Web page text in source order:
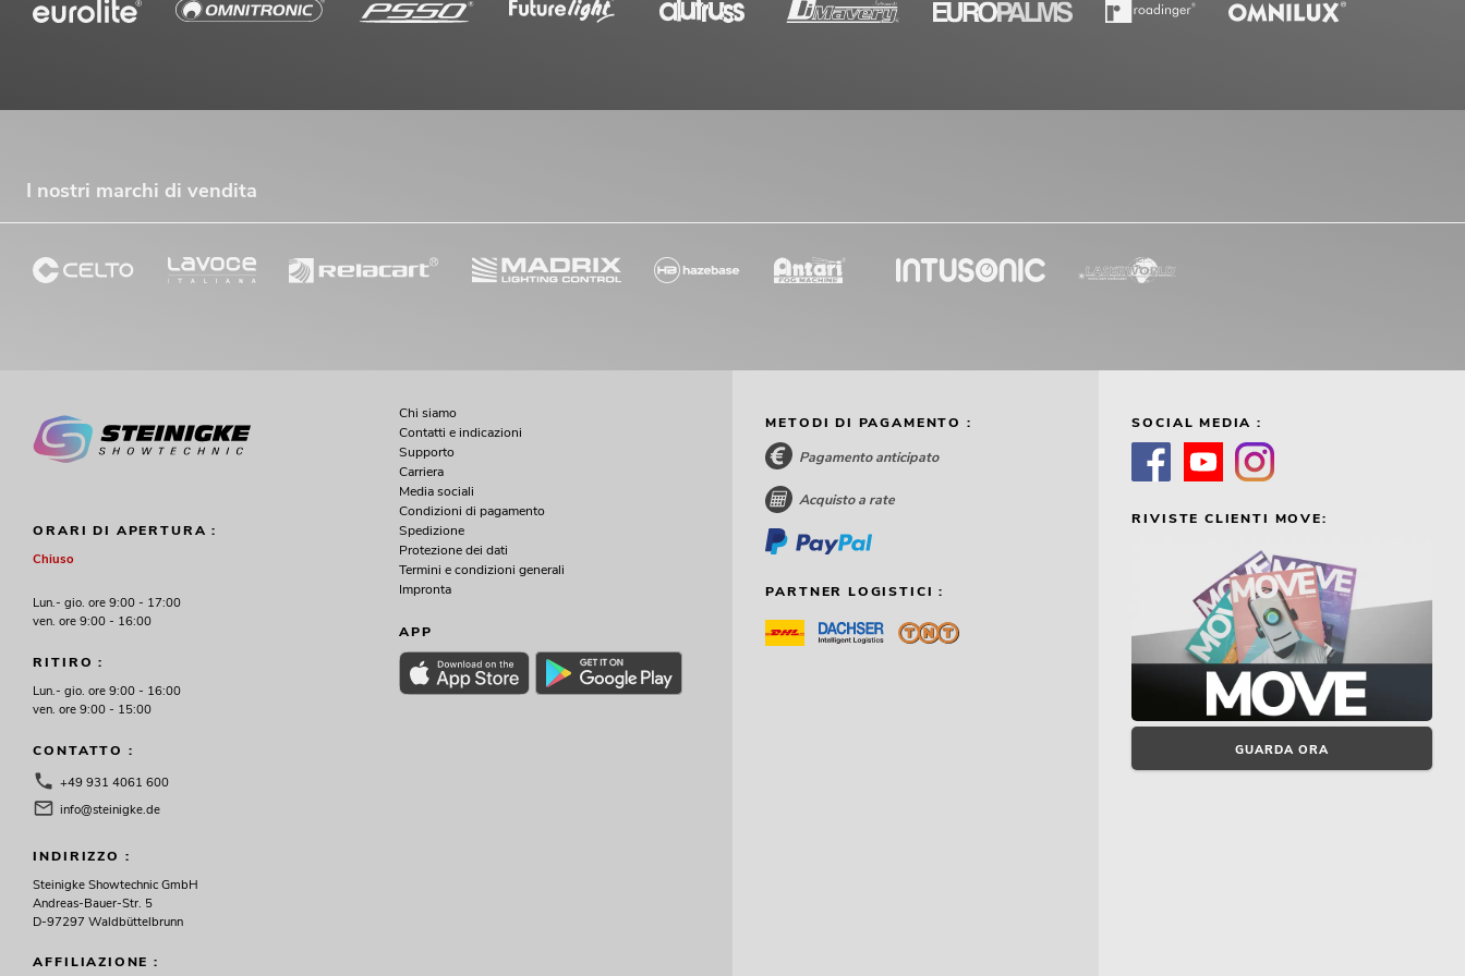
I nostri marchi di vendita
ORARI DI APERTURA :
Chiuso
Lun.- gio. ore 9:00 - 17:00
ven. ore 9:00 - 16:00
RITIRO :
Lun.- gio. ore 9:00 - 16:00
ven. ore 9:00 - 15:00
CONTATTO :
+49 931 4061 600
info@steinigke.de
INDIRIZZO :
Steinigke Showtechnic GmbH
Andreas-Bauer-Str. 5
D-97297 Waldbüttelbrunn
AFFILIAZIONE :
Chi siamo
Contatti e indicazioni
Supporto
Carriera
Media sociali
Condizioni di pagamento
Spedizione
Protezione dei dati
Termini e condizioni generali
Impronta
APP
METODI DI PAGAMENTO :
Pagamento anticipato
Acquisto a rate
PARTNER LOGISTICI :
SOCIAL MEDIA :
RIVISTE CLIENTI MOVE:
GUARDA ORA